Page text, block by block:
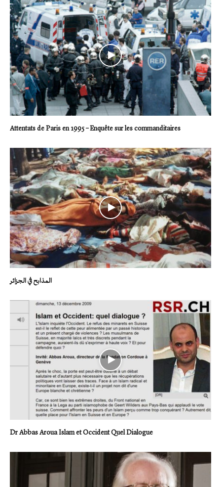
Attentats de Paris en 1995 – Enquête sur les commanditaires
المذابح في الجزائر
Dr Abbas Aroua Islam et Occident Quel Dialogue